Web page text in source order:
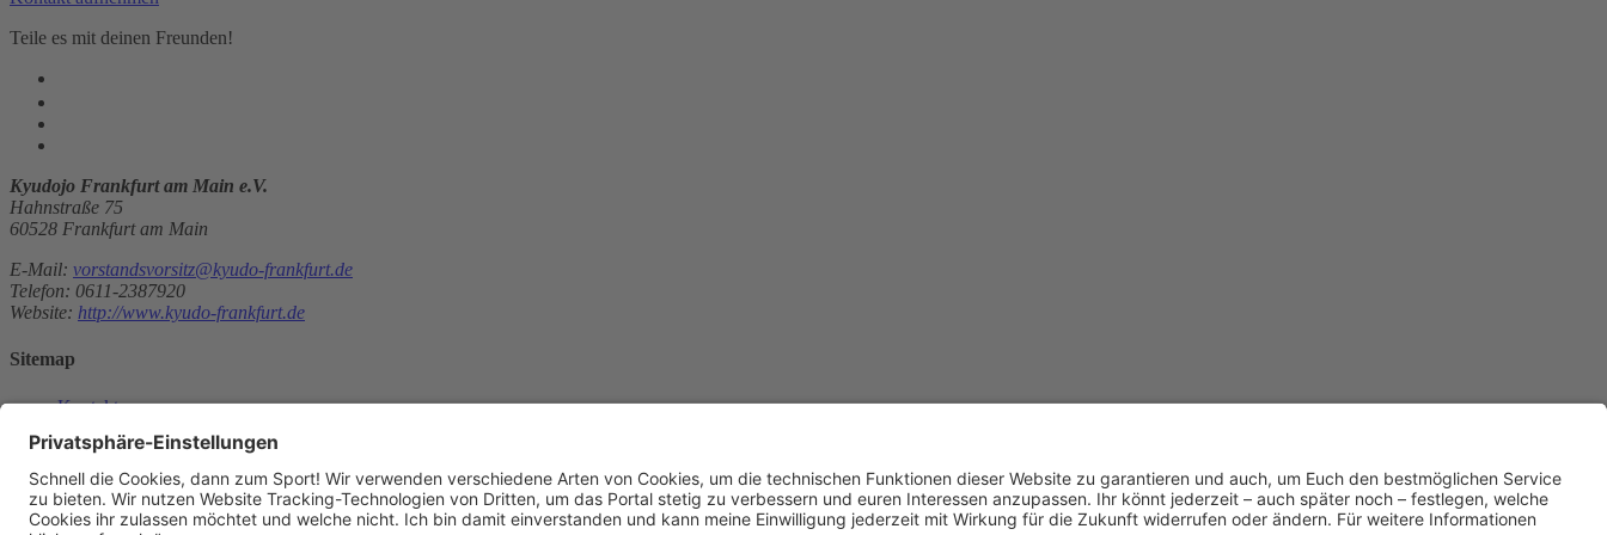
Teile es mit deinen Freunden!
Kyudojo Frankfurt am Main e.V.
Hahnstraße 75
60528 Frankfurt am Main
E-Mail: vorstandsvorsitz@kyudo-frankfurt.de
Telefon: 0611-2387920
Website: http://www.kyudo-frankfurt.de
Sitemap
Kontakt
Kontakt
Kontakt
aufnehmen